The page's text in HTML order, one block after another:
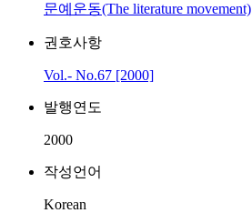
문예운동(The literature movement)
권호사항
Vol.- No.67 [2000]
발행연도
2000
작성언어
Korean